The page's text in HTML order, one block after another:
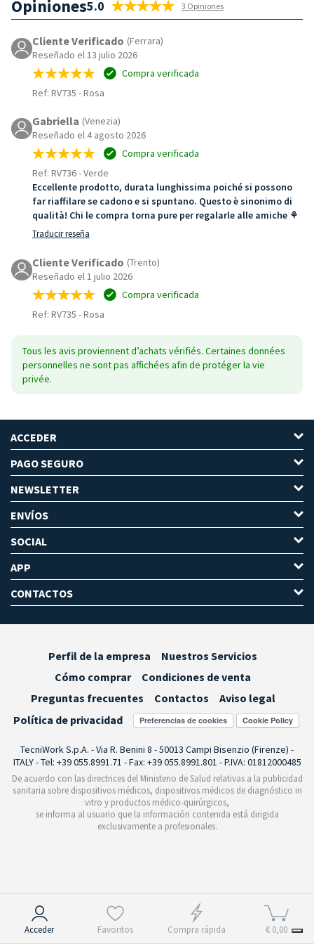
Acceder Favoritos Compra rápida € 0,00
Opiniones5.0 3 Opiniones
Cliente Verificado (Ferrara)
Reseñado el 13 julio 2026
Compra verificada
Ref: RV735 -Rosa
Gabriella (Venezia)
Reseñado el 4 agosto 2026
Compra verificada
Ref: RV736-Verde
Eccellente prodotto, durata lunghissima poiché si possono
far riaffilare se cadono e si spuntano. Questo è sinonimo di
qualità! Chi le compra torna pure per regalarle alle amiche ⚘️
Traducir reseña
Cliente Verificado (Trento)
Reseñado el 1 julio 2026
Compra verificada
Ref: RV735 -Rosa
Tous les avis proviennent d’achats vérifiés. Certaines données
personnelles ne sont pas affichées afin de protéger la vie
privée.
ACCEDER
PAGO SEGURO
NEWSLETTER
ENVÍOS
SOCIAL
APP
CONTACTOS
Perfil de la empresa
Nuestros Servicios
Cómo comprar
Condiciones de venta
Preguntas frecuentes
Contactos
Aviso legal
Política de privacidad
Preferencias de cookies
TecniWork S.p.A. - Via R. Benini 8 - 50013 Campi Bisenzio (Firenze) -
ITALY - Tel: +39 055.8991.71 - Fax: +39 055.8991.801 - P.IVA: 01812000485
De acuerdo con las directrices del Ministerio de Salud relativas a la publicidad
sanitaria sobre dispositivos médicos, dispositivos médicos de diagnóstico in
vitro y productos médico-quirúrgicos,
se informa al usuario que la información contenida está dirigida
exclusivamente a profesionales.
Aviso en el momento de la recogida